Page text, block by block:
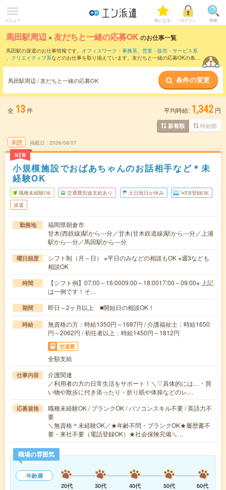
メニュー 気になる! ログイン 検索
馬田駅周辺 ×友だちと一緒の応募OK のお仕事一覧
馬田駅の派遣のお仕事情報です。 オフィスワーク・事務系、 営業・販売・サービス系
、 クリエイティブ系などのお仕事を取り揃えています。友だちと一緒の応募OKの条件
馬田駅周辺 / 友だちと一緒の応募OK 条件の変更
全 13件 平均時給: 1,342 円
新着順 時給順
未読
NEW
掲載日 2026/08/07
小規模施設でおばあちゃんのお話相手など＊未
経験OK
職種未経験OK 交通費別途支給あり 土日祝日が休み WEB登録OK
派遣
勤務地
福岡県朝倉市
甘木(西鉄線)駅から---分／甘木(甘木鉄道線)駅から---分／上浦
駅から---分／馬田駅から---分
曜日頻度
シフト制（月～日） ※平日のみなどの相談もOK ※週3なども
相談OK
時間
【シフト例】07:00～16:0009:00～18:0017:00～09:00※ 上記
は一例です！そ…
期間 即日～2ヶ月以上 ■開始日の相談OK！
時給
無資格の方：時給1350円～1687円 / 介護福祉士：時給1650
円～2062円 / 初任者以上：時給1450円～1812円
交通費
全額支給
仕事内容
介護関連
／利用者の方の日常生活をサポート！＼▽具体的には…・買
い物や散歩に付き添ったり・折り紙や体操などのレ…
応募資格
職種未経験OK / ブランクOK / パソコンスキル不要 / 英語力不
要
＼無資格＊未経験OK／★年齢不問・ブランクOK★履歴書不
要・来社不要（電話登録OK）★社会保険完備＼…
職場の雰囲気
年齢層
20代
30代 40代 50代
60代